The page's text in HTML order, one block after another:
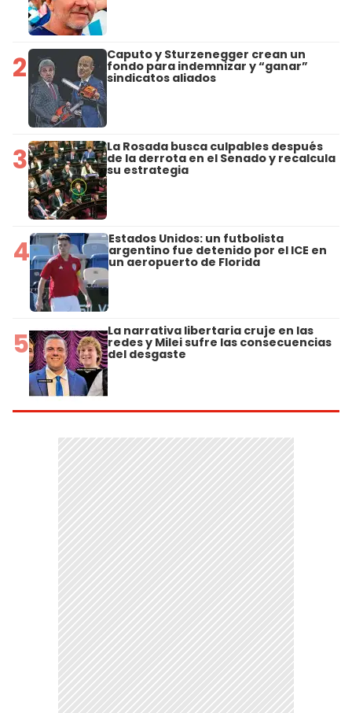
2 Caputo y Sturzenegger crean un
fondo para indemnizar y “ganar”
sindicatos aliados
3 La Rosada busca culpables después
de la derrota en el Senado y recalcula
su estrategia
4 Estados Unidos: un futbolista
argentino fue detenido por el ICE en
un aeropuerto de Florida
5 La narrativa libertaria cruje en las
redes y Milei sufre las consecuencias
del desgaste